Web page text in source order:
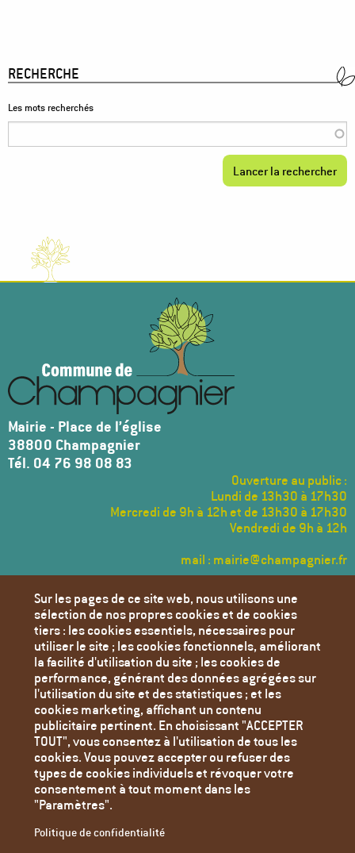
RECHERCHE
Les mots recherchés
Mairie - Place de l’église
38800 Champagnier
Tél. 04 76 98 08 83
Ouverture au public :
Lundi de 13h30 à 17h30
Mercredi de 9h à 12h et de 13h30 à 17h30
Vendredi de 9h à 12h
mail : mairie@champagnier.fr
Menu
page
Annuaire des Associations
Transports
Déchèteries
Liens utiles
Agenda
Toutes les actualités
Contact
Mentions Légales
Sur les pages de ce site web, nous utilisons une
sélection de nos propres cookies et de cookies
tiers : les cookies essentiels, nécessaires pour
utiliser le site ; les cookies fonctionnels, améliorant
la facilité d'utilisation du site ; les cookies de
performance, générant des données agrégées sur
l'utilisation du site et des statistiques ; et les
cookies marketing, affichant un contenu
publicitaire pertinent. En choisissant "ACCEPTER
TOUT", vous consentez à l'utilisation de tous les
cookies. Vous pouvez accepter ou refuser des
types de cookies individuels et révoquer votre
consentement à tout moment dans les
"Paramètres".
Politique de confidentialité